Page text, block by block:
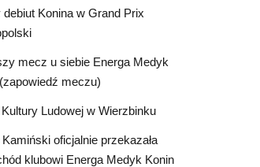
debiut Konina w Grand Prix
mecz u siebie Energa Medyk
meczu)
Ludowej w Wierzbinku
oficjalnie przekazała
klubowi Energa Medyk Konin